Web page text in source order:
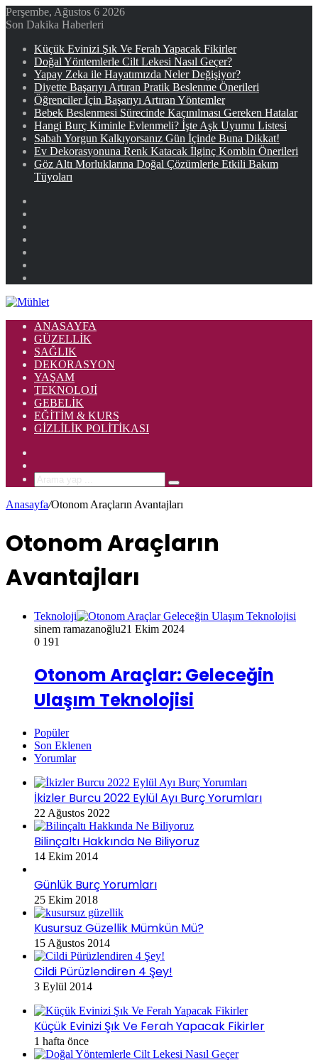
Perşembe, Ağustos 6 2026
Son Dakika Haberleri
Küçük Evinizi Şık Ve Ferah Yapacak Fikirler
Doğal Yöntemlerle Cilt Lekesi Nasıl Geçer?
Yapay Zeka ile Hayatımızda Neler Değişiyor?
Diyette Başarıyı Artıran Pratik Beslenme Önerileri
Öğrenciler İçin Başarıyı Artıran Yöntemler
Bebek Beslenmesi Sürecinde Kaçınılması Gereken Hatalar
Hangi Burç Kiminle Evlenmeli? İşte Aşk Uyumu Listesi
Sabah Yorgun Kalkıyorsanız Gün İçinde Buna Dikkat!
Ev Dekorasyonuna Renk Katacak İlginç Kombin Önerileri
Göz Altı Morluklarına Doğal Çözümlerle Etkili Bakım
Tüyoları
ANASAYFA
GÜZELLIK
SAĞLIK
DEKORASYON
YAŞAM
TEKNOLOJI
GEBELIK
EĞITIM & KURS
GIZLILIK POLITIKASI
Arama
...
Anasayfa/Otonom Araçların Avantajları
Otonom Araçların
Avantajları
Teknoloji
sinem ramazanoğlu21 Ekim 2024
0 191
Otonom Araçlar: Geleceğin
Ulaşım Teknolojisi
Popüler
Son Eklenen
Yorumlar
İkizler Burcu 2022 Eylül Ayı Burç Yorumları
22 Ağustos 2022
Bilinçaltı Hakkında Ne Biliyoruz
14 Ekim 2014
Günlük Burç Yorumları
25 Ekim 2018
Kusursuz Güzellik Mümkün Mü?
15 Ağustos 2014
Cildi Pürüzlendiren 4 Şey!
3 Eylül 2014
Küçük Evinizi Şık Ve Ferah Yapacak Fikirler
1 hafta önce